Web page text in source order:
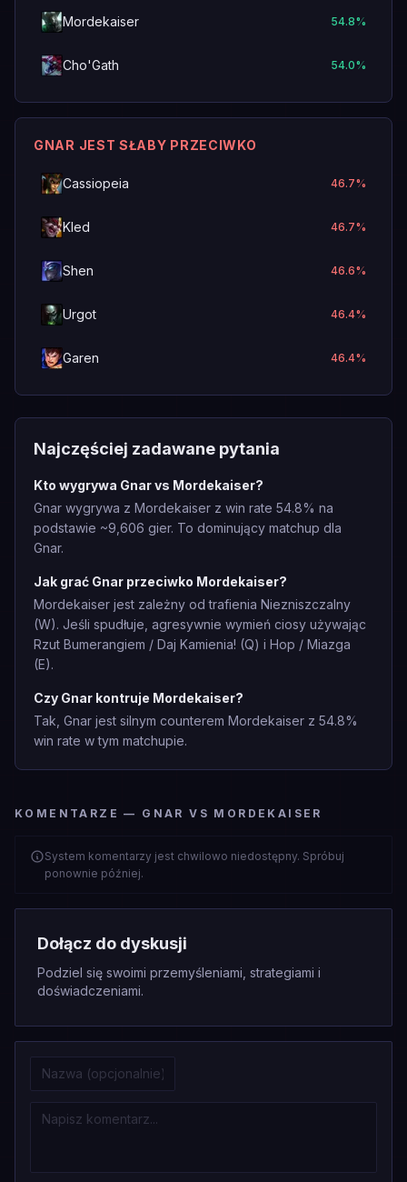
Mordekaiser 54.8%
Cho'Gath 54.0%
GNAR JEST SŁABY PRZECIWKO
Cassiopeia 46.7%
Kled 46.7%
Shen 46.6%
Urgot 46.4%
Garen 46.4%
Najczęściej zadawane pytania
Kto wygrywa Gnar vs Mordekaiser?
Gnar wygrywa z Mordekaiser z win rate 54.8% na
podstawie ~9,606 gier. To dominujący matchup dla
Gnar.
Jak grać Gnar przeciwko Mordekaiser?
Mordekaiser jest zależny od trafienia Niezniszczalny
(W). Jeśli spudłuje, agresywnie wymień ciosy używając
Rzut Bumerangiem / Daj Kamienia! (Q) i Hop / Miazga
(E).
Czy Gnar kontruje Mordekaiser?
Tak, Gnar jest silnym counterem Mordekaiser z 54.8%
win rate w tym matchupie.
KOMENTARZE — GNAR VS MORDEKAISER
System komentarzy jest chwilowo niedostępny. Spróbuj
ponownie później.
Dołącz do dyskusji
Podziel się swoimi przemyśleniami, strategiami i
doświadczeniami.